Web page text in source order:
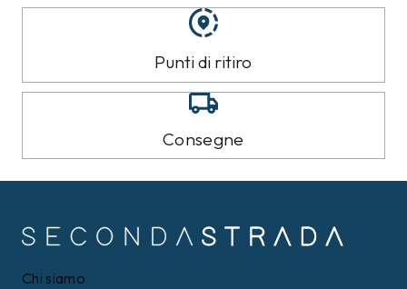
Punti di ritiro
Consegne
Chi siamo